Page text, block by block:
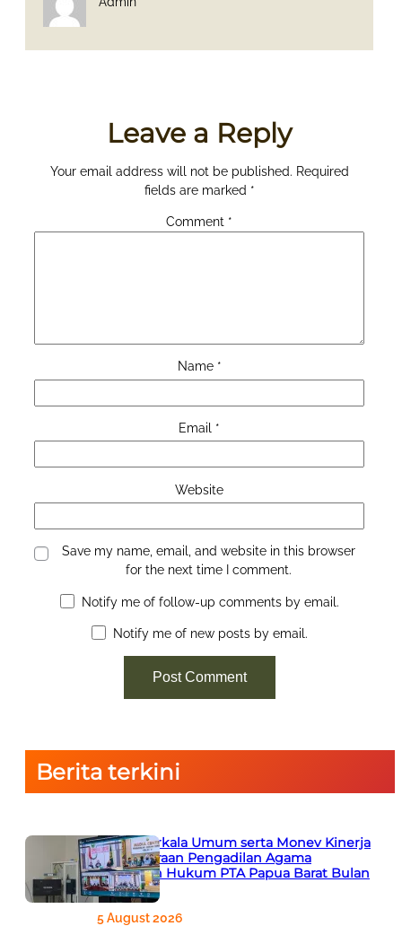
Leave a Reply
Your email address will not be published. Required
fields are marked *
Comment *
Name *
Email *
Website
Save my name, email, and website in this browser
for the next time I comment.
Notify me of follow-up comments by email.
Notify me of new posts by email.
Berita terkini
Rapat Berkala Umum serta Monev Kinerja
Kepaniteraan Pengadilan Agama
Sewilayah Hukum PTA Papua Barat Bulan
Agustus
5 August 2026